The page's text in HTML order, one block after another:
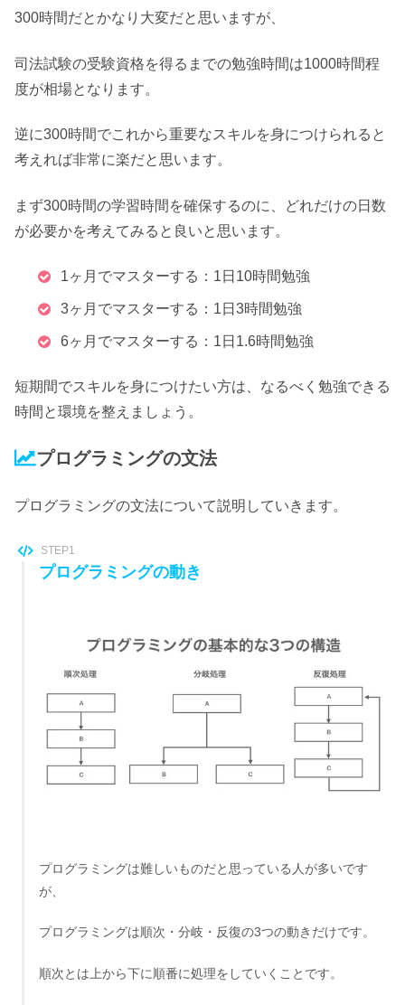
300時間だとかなり大変だと思いますが、
司法試験の受験資格を得るまでの勉強時間は1000時間程
度が相場となります。
逆に300時間でこれから重要なスキルを身につけられると
考えれば非常に楽だと思います。
まず300時間の学習時間を確保するのに、どれだけの日数
が必要かを考えてみると良いと思います。
1ヶ月でマスターする：1日10時間勉強
3ヶ月でマスターする：1日3時間勉強
6ヶ月でマスターする：1日1.6時間勉強
短期間でスキルを身につけたい方は、なるべく勉強できる
時間と環境を整えましょう。
プログラミングの文法
プログラミングの文法について説明していきます。
STEP1
プログラミングの動き
プログラミングは難しいものだと思っている人が多いです
が、
プログラミングは順次・分岐・反復の3つの動きだけです。
順次とは上から下に順番に処理をしていくことです。